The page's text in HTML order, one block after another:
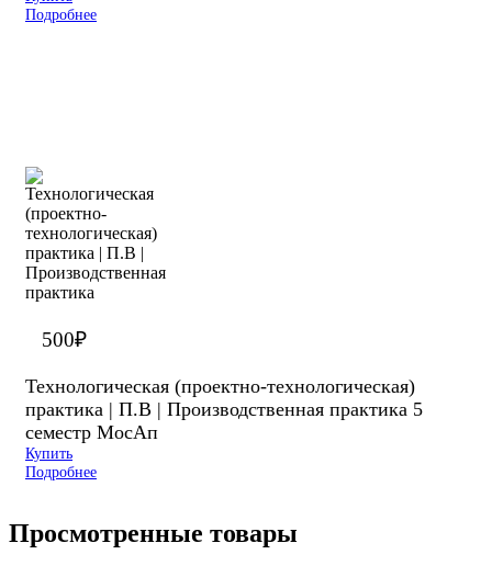
Подробнее
500₽
Технологическая (проектно-технологическая)
практика | П.В | Производственная практика 5
семестр МосАп
Купить
Подробнее
Просмотренные товары